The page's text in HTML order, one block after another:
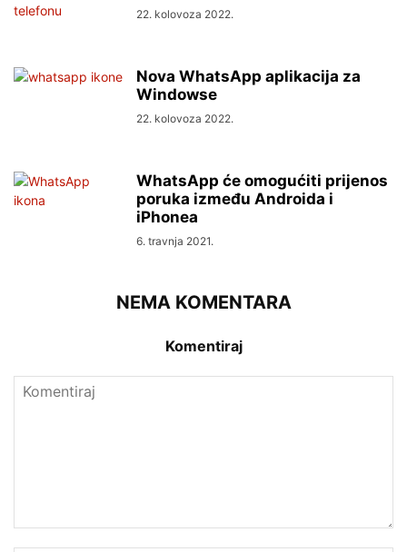
22. kolovoza 2022.
Nova WhatsApp aplikacija za
Windowse
22. kolovoza 2022.
WhatsApp će omogućiti prijenos
poruka između Androida i
iPhonea
6. travnja 2021.
NEMA KOMENTARA
Komentiraj